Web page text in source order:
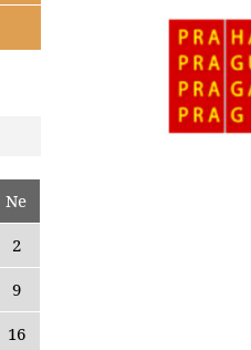
Ne
2
9
16